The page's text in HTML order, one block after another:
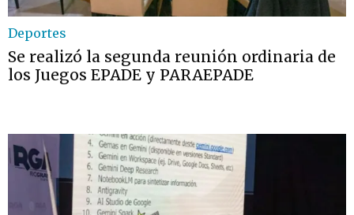
Deportes
Se realizó la segunda reunión ordinaria de
los Juegos EPADE y PARAEPADE